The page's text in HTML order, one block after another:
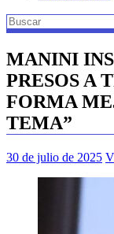
MANINI
PRESOS A
FORMA
TEMA”
30 de julio de 2025